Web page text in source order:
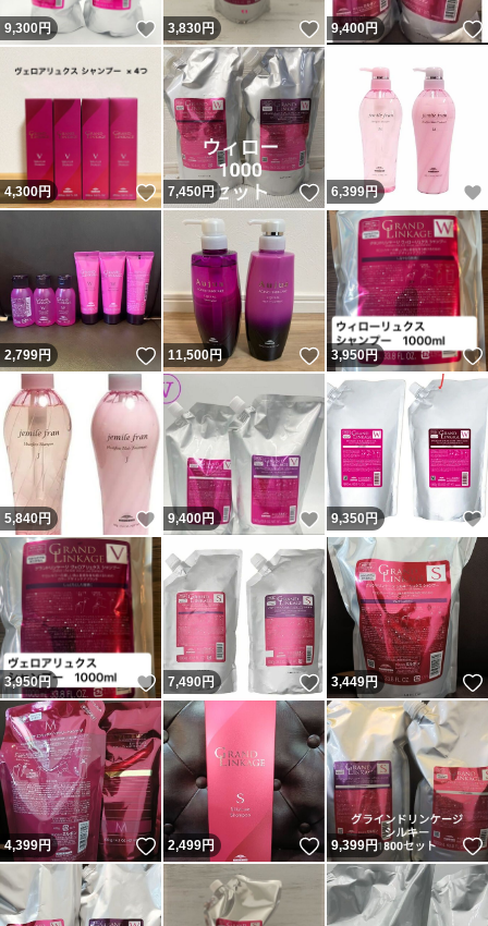
9,300 円 いいね！
3,830円 いいね！
9,400円
4,300円 いいね！
7,450円 いいね！
6,399円
2,799円 いいね！
11,500円 いいね！
3,950円
5,840円 いいね！
9,400円 いいね！
9,350円
3,950円 いいね！
7,490円 いいね！
3,449円
4,399円 いいね！
2,499円 いいね！
9,399円